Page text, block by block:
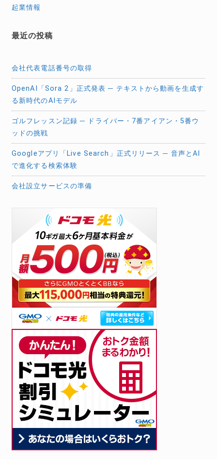
起業情報
最近の投稿
会社代表電話番号の取得
OpenAI「Sora 2」正式発表 ─ テキストから動画を生成す
る新時代のAIモデル
ゴルフレッスン記録 ─ ドライバー・7番アイアン・5番ウ
ッドの挑戦
Googleアプリ「Live Search」正式リリース ─ 音声とAI
で進化する検索体験
会社設立サービスの準備